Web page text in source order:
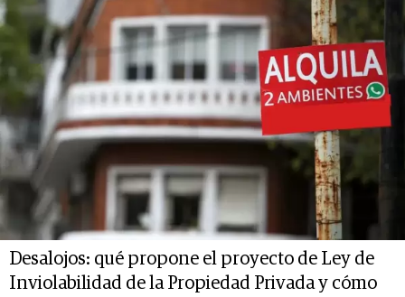
Desalojos: qué propone el proyecto de Ley de
Inviolabilidad de la Propiedad Privada y cómo